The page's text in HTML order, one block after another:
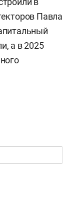
Павла
а в 2025